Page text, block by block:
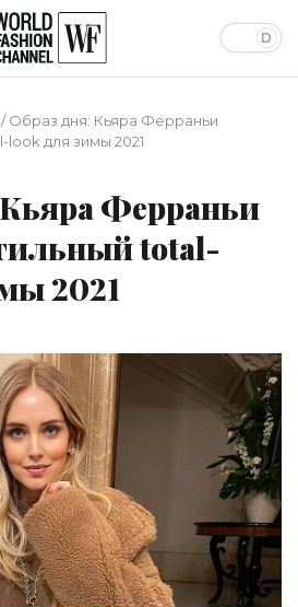
/Образ дня: Кьяра Ферраньи
look для зимы 2021
Ферраньи
total-
2021